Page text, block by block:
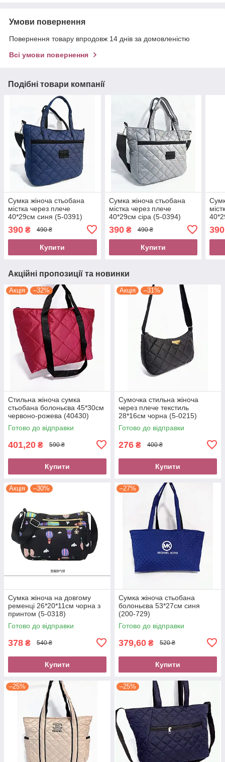
Умови повернення
Повернення товару впродовж 14 днів за домовленістю
Всі умови повернення
Подібні товари компанії
Сумка жіноча стьобана
містка через плече
40*29см синя (5-0391)
390 ₴ 490 ₴
Купити
Сумка жіноча стьобана
містка через плече
40*29см сіра (5-0394)
390₴ 490 ₴
Купити
390
Акційні пропозиції та новинки
Акція –32%
Стильна жіноча сумка
стьобана болоньєва 45*30см
червоно-рожева (40430)
Готово до відправки
401,20 ₴ 590 ₴
Купити
Акція –31%
Сумочка стильна жіноча
через плече текстиль
28*16см чорна (5-0215)
Готово до відправки
276 ₴ 400 ₴
Купити
Акція –30%
Сумка жіноча на довгому
ременці 26*20*11см чорна з
принтом (5-0318)
Готово до відправки
378 ₴ 540 ₴
Купити
–27%
Сумка жіноча стьобана
болоньєва 53*27см синя
(200-729)
Готово до відправки
379,60 ₴ 520 ₴
Купити
–25% –25%